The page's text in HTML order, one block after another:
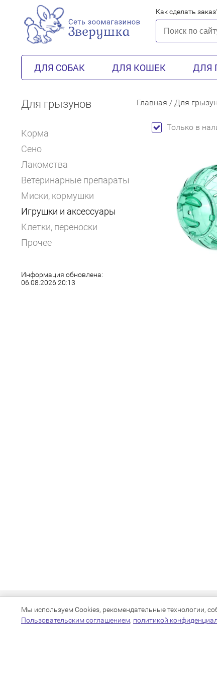
Как сделать
ДЛЯ СОБАК ДЛЯ КОШЕК ДЛЯ
Для грызунов
Корма
Сено
Лакомства
Ветеринарные препараты
Миски, кормушки
Игрушки и аксессуары
Клетки, переноски
Прочее
Информация обновлена:
06.08.2026 20:13
Главная / Для
Только в
Мы используем Cookies, рекомендательные технологии,
Пользовательским соглашением, политикой